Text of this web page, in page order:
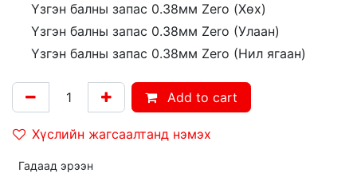
Үзгэн балны запас 0.38мм Zero (Хөх)
Үзгэн балны запас 0.38мм Zero (Улаан)
Үзгэн балны запас 0.38мм Zero (Нил ягаан)
Add to cart
Хүслийн жагсаалтанд нэмэх
Гадаад эрээн